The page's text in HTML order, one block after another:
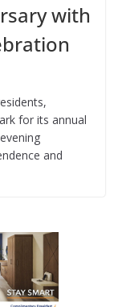
with
for its annual
and